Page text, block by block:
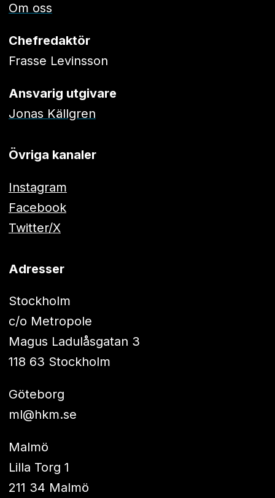
Om oss
Chefredaktör
Frasse Levinsson
Ansvarig utgivare
Jonas Källgren
Övriga kanaler
Instagram
Facebook
Twitter/X
Adresser
Stockholm
c/o Metropole
Magus Ladulåsgatan 3
118 63 Stockholm
Göteborg
ml@hkm.se
Malmö
Lilla Torg 1
211 34 Malmö